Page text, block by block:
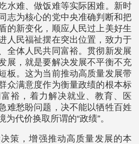
水难、做饭难等实际困难。新时
志为核心的党中央准确判断和把
的新变化，顺应人民过上美好生
人民福祉摆在突出位置，致力于
全体人民共同富裕。贯彻新发展
展，就是要解决发展不平衡不充
板。这为当前推动高质量发展带
众满意度作为衡量政绩的根本标
裕，着力解决就业、教育、医
难愁盼问题，决不能以牺牲百姓
代价换取所谓的“政绩”。
策，增强推动高质量发展的本